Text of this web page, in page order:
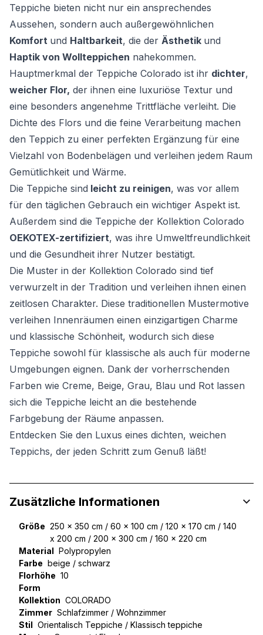
Teppiche bieten nicht nur ein ansprechendes
Aussehen, sondern auch außergewöhnlichen
Komfort und Haltbarkeit, die der Ästhetik und
Haptik von Wollteppichen nahekommen.
Hauptmerkmal der Teppiche Colorado ist ihr dichter,
weicher Flor, der ihnen eine luxuriöse Textur und
eine besonders angenehme Trittfläche verleiht. Die
Dichte des Flors und die feine Verarbeitung machen
den Teppich zu einer perfekten Ergänzung für eine
Vielzahl von Bodenbelägen und verleihen jedem Raum
Gemütlichkeit und Wärme.
Die Teppiche sind leicht zu reinigen, was vor allem
für den täglichen Gebrauch ein wichtiger Aspekt ist.
Außerdem sind die Teppiche der Kollektion Colorado
OEKOTEX-zertifiziert, was ihre Umweltfreundlichkeit
und die Gesundheit ihrer Nutzer bestätigt.
Die Muster in der Kollektion Colorado sind tief
verwurzelt in der Tradition und verleihen ihnen einen
zeitlosen Charakter. Diese traditionellen Mustermotive
verleihen Innenräumen einen einzigartigen Charme
und klassische Schönheit, wodurch sich diese
Teppiche sowohl für klassische als auch für moderne
Umgebungen eignen. Dank der vorherrschenden
Farben wie Creme, Beige, Grau, Blau und Rot lassen
sich die Teppiche leicht an die bestehende
Farbgebung der Räume anpassen.
Entdecken Sie den Luxus eines dichten, weichen
Teppichs, der jeden Schritt zum Genuß läßt!
Zusätzliche Informationen
Größe 250 x 350 cm / 60 x 100 cm / 120 x 170 cm / 140
x 200 cm / 200 x 300 cm / 160 x 220 cm
Material Polypropylen
Farbe beige / schwarz
Florhöhe 10
Form
Kollektion COLORADO
Zimmer Schlafzimmer / Wohnzimmer
Stil Orientalisch Teppiche / Klassisch teppiche